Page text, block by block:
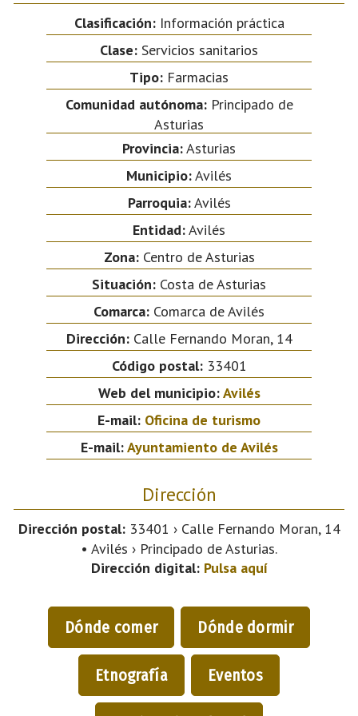
Clasificación:Información práctica
Clase: Servicios sanitarios
Tipo: Farmacias
Comunidad autónoma:Principado de
Asturias
Provincia:Asturias
Municipio:Avilés
Parroquia:Avilés
Entidad:Avilés
Zona:Centro de Asturias
Situación: Costa de Asturias
Comarca: Comarca de Avilés
Dirección:Calle Fernando Moran, 14
Código postal:33401
Web del municipio:Avilés
E-mail: Oficina de turismo
E-mail:Ayuntamiento de Avilés
Dirección
Dirección postal:33401 › Calle Fernando Moran, 14
• Avilés › Principado de Asturias.
Dirección digital: Pulsa aquí
Dónde comer Dónde dormir
Etnografía Eventos